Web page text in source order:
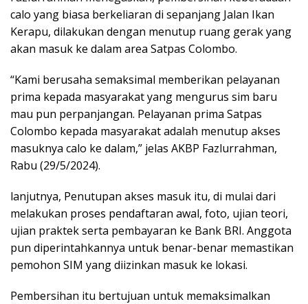
calo yang biasa berkeliaran di sepanjang Jalan Ikan
Kerapu, dilakukan dengan menutup ruang gerak yang
akan masuk ke dalam area Satpas Colombo.
“Kami berusaha semaksimal memberikan pelayanan
prima kepada masyarakat yang mengurus sim baru
mau pun perpanjangan. Pelayanan prima Satpas
Colombo kepada masyarakat adalah menutup akses
masuknya calo ke dalam,” jelas AKBP Fazlurrahman,
Rabu (29/5/2024).
lanjutnya, Penutupan akses masuk itu, di mulai dari
melakukan proses pendaftaran awal, foto, ujian teori,
ujian praktek serta pembayaran ke Bank BRI. Anggota
pun diperintahkannya untuk benar-benar memastikan
pemohon SIM yang diizinkan masuk ke lokasi.
Pembersihan itu bertujuan untuk memaksimalkan